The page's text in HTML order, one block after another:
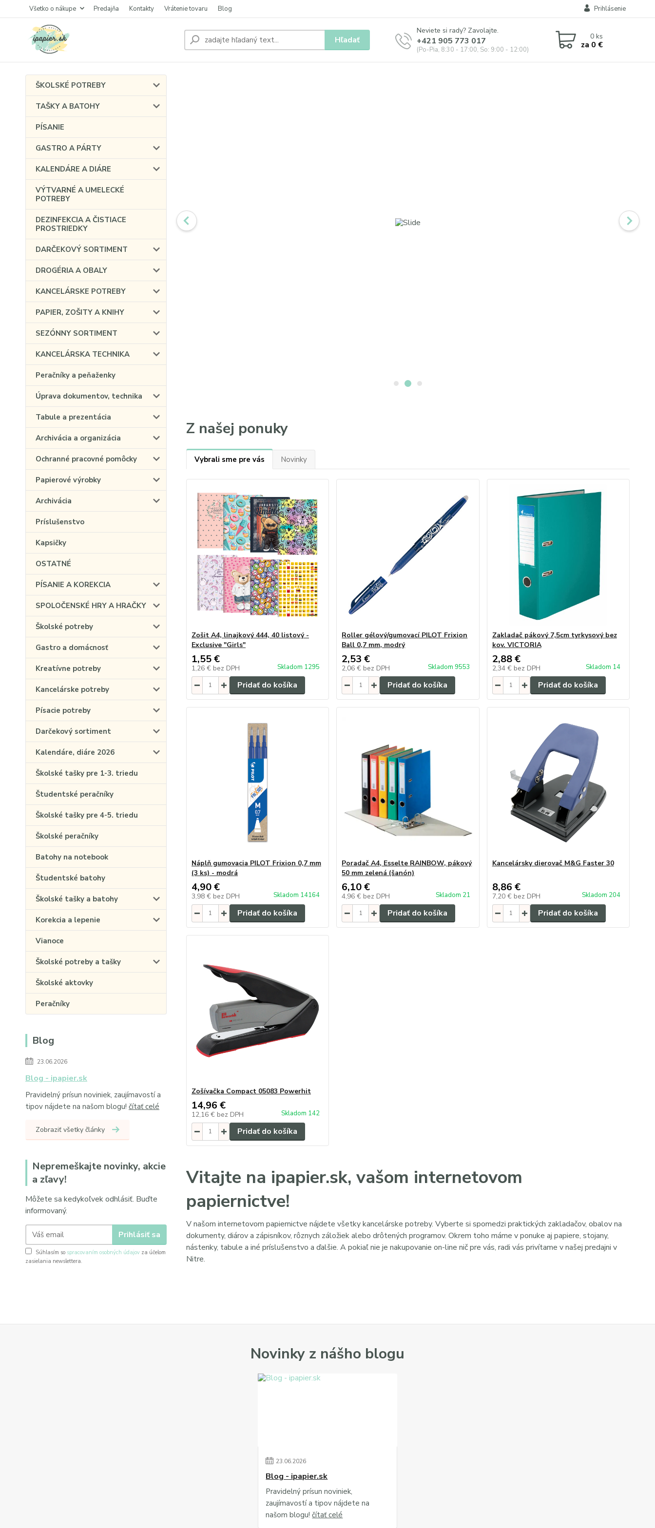
Všetko o nákupe Predajňa Kontakty Vrátenie tovaru Blog Prihlásenie
Hľadať
Neviete si rady? Zavolajte.
+421 905 773 017
(Po-Pia, 8:30 - 17:00, So: 9:00 - 12:00)
0ks
za 0 €
ŠKOLSKÉ POTREBY
TAŠKY A BATOHY
PÍSANIE
GASTRO A PÁRTY
KALENDÁRE A DIÁRE
VÝTVARNÉ A UMELECKÉ
POTREBY
DEZINFEKCIA A ČISTIACE
PROSTRIEDKY
DARČEKOVÝ SORTIMENT
DROGÉRIA A OBALY
KANCELÁRSKE POTREBY
PAPIER, ZOŠITY A KNIHY
SEZÓNNY SORTIMENT
KANCELÁRSKA TECHNIKA
Peračníky a peňaženky
Úprava dokumentov, technika
Tabule a prezentácia
Archivácia a organizácia
Ochranné pracovné pomôcky
Papierové výrobky
Archivácia
Príslušenstvo
Kapsičky
OSTATNÉ
PÍSANIE A KOREKCIA
SPOLOČENSKÉ HRY A HRAČKY
Školské potreby
Gastro a domácnosť
Kreatívne potreby
Kancelárske potreby
Písacie potreby
Darčekový sortiment
Kalendáre, diáre 2026
Školské tašky pre 1-3. triedu
Študentské peračníky
Školské tašky pre 4-5. triedu
Školské peračníky
Batohy na notebook
Študentské batohy
Školské tašky a batohy
Korekcia a lepenie
Vianoce
Školské potreby a tašky
Školské aktovky
Peračníky
Blog
23.06.2026
Blog - ipapier.sk
Pravidelný prísun noviniek, zaujímavostí a
tipov nájdete na našom blogu! čítať celé
Zobraziť všetky články
Nepremeškajte novinky, akcie
a zľavy!
Môžete sa kedykoľvek odhlásiť. Buďte
informovaný.
Prihlásiť sa
Súhlasím so spracovaním osobných údajov za účelom
zasielania newslettera.
Z našej ponuky
Vybrali sme pre vás Novinky
Zošit A4, linajkový 444, 40 listový -
Exclusive "Girls"
1,55 €
1,26 € bez DPH Skladom 1295
Pridať do košíka
Roller gélový/gumovací PILOT Frixion
Ball 0,7 mm, modrý
2,53 €
2,06 € bez DPH Skladom 9553
Pridať do košíka
Zakladač pákový 7,5cm tyrkysový bez
kov. VICTORIA
2,88 €
2,34 € bez DPH Skladom 14
Pridať do košíka
Náplň gumovacia PILOT Frixion 0,7 mm
(3 ks) - modrá
4,90 €
3,98 € bez DPH Skladom 14164
Pridať do košíka
Poradač A4, Esselte RAINBOW, pákový
50 mm zelená (šanón)
6,10 €
4,96 € bez DPH Skladom 21
Pridať do košíka
Kancelársky dierovač M&G Faster 30
8,86 €
7,20 € bez DPH Skladom 204
Pridať do košíka
Zošívačka Compact 05083 Powerhit
14,96 €
12,16 € bez DPH Skladom 142
Pridať do košíka
Vitajte na ipapier.sk, vašom internetovom
papiernictve!
V našom internetovom papiernictve nájdete všetky kancelárske potreby. Vyberte si spomedzi praktických zakladačov, obalov na
dokumenty, diárov a zápisníkov, rôznych záložiekalebo drôtených programov. Okrem toho máme v ponuke aj papiere, stojany,
nástenky, tabule a iné príslušenstvo a ďalšie. A pokiaľ nie je nakupovanie on-line nič pre vás, radi vás privítame v našej predajni v
Nitre.
Novinky z nášho blogu
23.06.2026
Blog - ipapier.sk
Pravidelný prísun noviniek,
zaujímavostí a tipov nájdete na
našom blogu!čítať celé